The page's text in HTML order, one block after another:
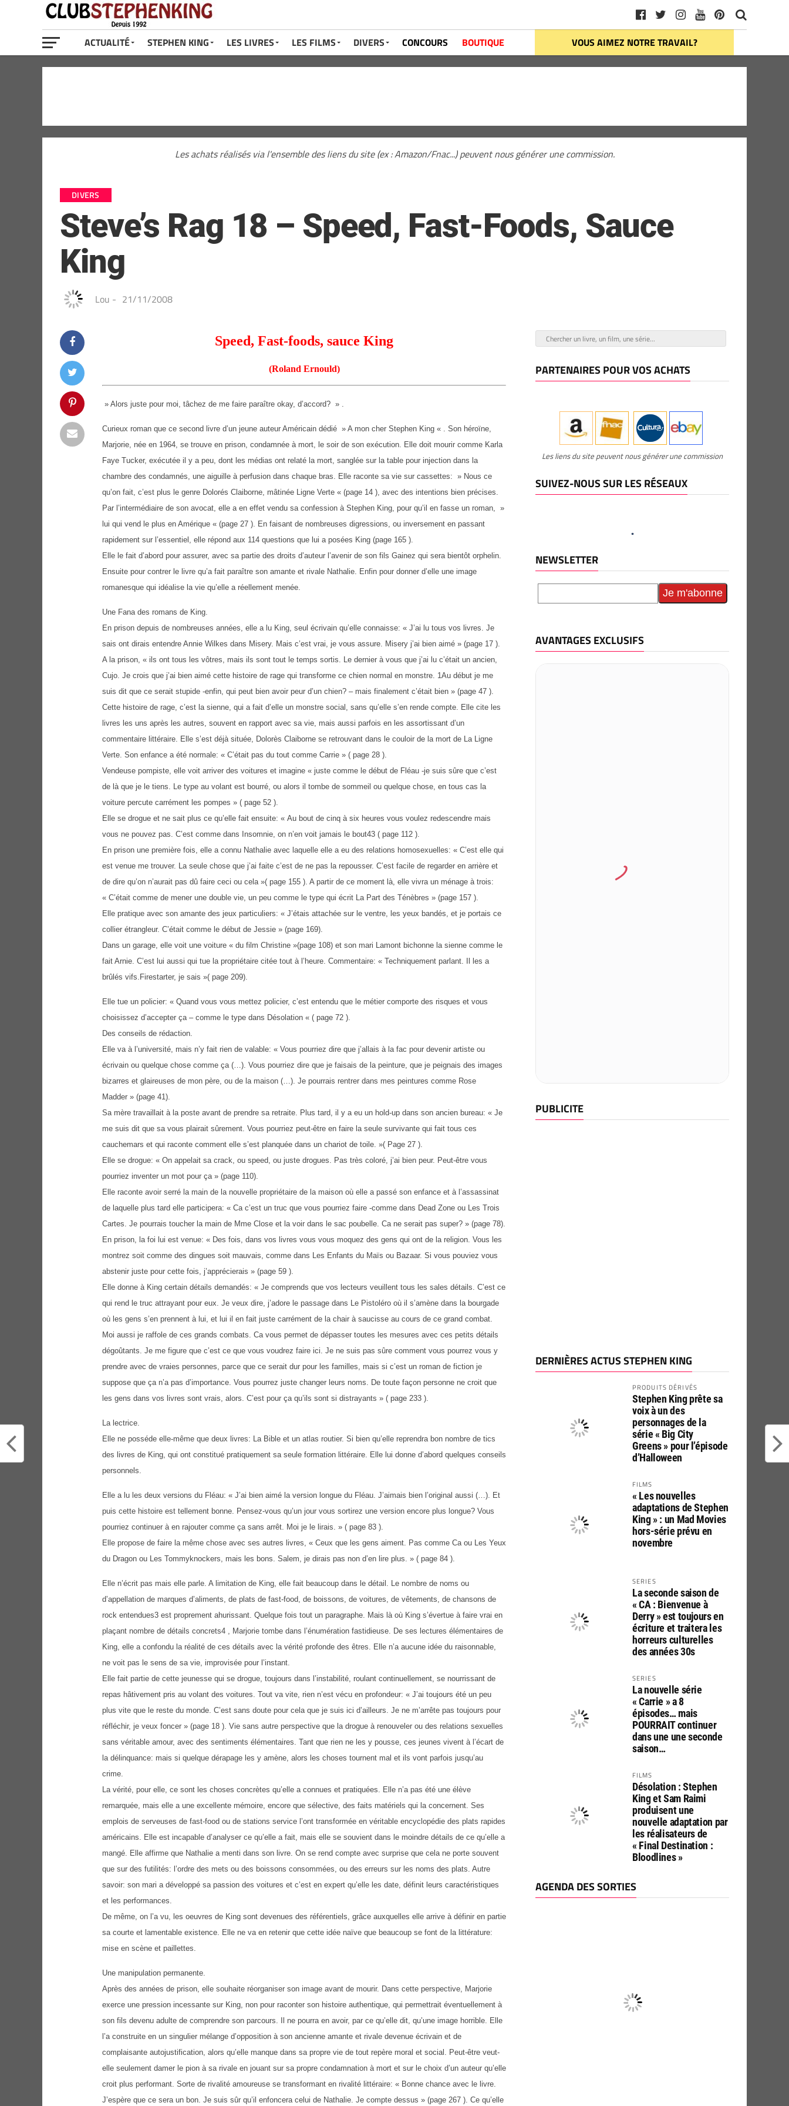
ACTUALITÉ STEPHEN KING LES LIVRES LES FILMS DIVERS CONCOURS BOUTIQUE VOUS AIMEZ NOTRE TRAVAIL?
Les achats réalisés via l'ensemble des liens du site (ex : Amazon/Fnac...) peuvent nous générer une commission.
DIVERS
Steve’s Rag 18 – Speed, Fast-Foods, Sauce
King
Lou - 21/11/2008
Speed, Fast-foods, sauce King
(Roland Ernould)
» Alors juste pour moi, tâchez de me faire paraître okay, d’accord? » .
Curieux roman que ce second livre d’un jeune auteur Américain dédié » A mon cher Stephen King « . Son héroïne,
Marjorie, née en 1964, se trouve en prison, condamnée à mort, le soir de son exécution. Elle doit mourir comme Karla
Faye Tucker, exécutée il y a peu, dont les médias ont relaté la mort, sanglée sur la table pour injection dans la
chambre des condamnés, une aiguille à perfusion dans chaque bras. Elle raconte sa vie sur cassettes: » Nous ce
qu’on fait, c’est plus le genre Dolorés Claiborne, mâtinée Ligne Verte « (page 14 ), avec des intentions bien précises.
Par l’intermédiaire de son avocat, elle a en effet vendu sa confession à Stephen King, pour qu’il en fasse un roman, »
lui qui vend le plus en Amérique « (page 27 ). En faisant de nombreuses digressions, ou inversement en passant
rapidement sur l’essentiel, elle répond aux 114 questions que lui a posées King (page 165 ).
Elle le fait d’abord pour assurer, avec sa partie des droits d’auteur l’avenir de son fils Gainez qui sera bientôt orphelin.
Ensuite pour contrer le livre qu’a fait paraître son amante et rivale Nathalie. Enfin pour donner d’elle une image
romanesque qui idéalise la vie qu’elle a réellement menée.
Une Fana des romans de King.
En prison depuis de nombreuses années, elle a lu King, seul écrivain qu’elle connaisse: « J’ai lu tous vos livres. Je
sais ont dirais entendre Annie Wilkes dans Misery. Mais c’est vrai, je vous assure. Misery j’ai bien aimé » (page 17 ).
A la prison, « ils ont tous les vôtres, mais ils sont tout le temps sortis. Le dernier à vous que j’ai lu c’était un ancien,
Cujo. Je crois que j’ai bien aimé cette histoire de rage qui transforme ce chien normal en monstre. 1Au début je me
suis dit que ce serait stupide -enfin, qui peut bien avoir peur d’un chien? – mais finalement c’était bien » (page 47 ).
Cette histoire de rage, c’est la sienne, qui a fait d’elle un monstre social, sans qu’elle s’en rende compte. Elle cite les
livres les uns après les autres, souvent en rapport avec sa vie, mais aussi parfois en les assortissant d’un
commentaire littéraire. Elle s’est déjà située, Dolorès Claiborne se retrouvant dans le couloir de la mort de La Ligne
Verte. Son enfance a été normale: « C’était pas du tout comme Carrie » ( page 28 ).
Vendeuse pompiste, elle voit arriver des voitures et imagine « juste comme le début de Fléau -je suis sûre que c’est
de là que je le tiens. Le type au volant est bourré, ou alors il tombe de sommeil ou quelque chose, en tous cas la
voiture percute carrément les pompes » ( page 52 ).
Elle se drogue et ne sait plus ce qu’elle fait ensuite: « Au bout de cinq à six heures vous voulez redescendre mais
vous ne pouvez pas. C’est comme dans Insomnie, on n’en voit jamais le bout43 ( page 112 ).
En prison une première fois, elle a connu Nathalie avec laquelle elle a eu des relations homosexuelles: « C’est elle qui
est venue me trouver. La seule chose que j’ai faite c’est de ne pas la repousser. C’est facile de regarder en arrière et
de dire qu’on n’aurait pas dû faire ceci ou cela »( page 155 ). A partir de ce moment là, elle vivra un ménage à trois:
« C’était comme de mener une double vie, un peu comme le type qui écrit La Part des Ténèbres » (page 157 ).
Elle pratique avec son amante des jeux particuliers: « J’étais attachée sur le ventre, les yeux bandés, et je portais ce
collier étrangleur. C’était comme le début de Jessie » (page 169).
Dans un garage, elle voit une voiture « du film Christine »(page 108) et son mari Lamont bichonne la sienne comme le
fait Arnie. C’est lui aussi qui tue la propriétaire citée tout à l’heure. Commentaire: « Techniquement parlant. Il les a
brûlés vifs.Firestarter, je sais »( page 209).
Elle tue un policier: « Quand vous vous mettez policier, c’est entendu que le métier comporte des risques et vous
choisissez d’accepter ça – comme le type dans Désolation « ( page 72 ).
Des conseils de rédaction.
Elle va à l’université, mais n’y fait rien de valable: « Vous pourriez dire que j’allais à la fac pour devenir artiste ou
écrivain ou quelque chose comme ça (…). Vous pourriez dire que je faisais de la peinture, que je peignais des images
bizarres et glaireuses de mon père, ou de la maison (…). Je pourrais rentrer dans mes peintures comme Rose
Madder » (page 41).
Sa mère travaillait à la poste avant de prendre sa retraite. Plus tard, il y a eu un hold-up dans son ancien bureau: « Je
me suis dit que sa vous plairait sûrement. Vous pourriez peut-être en faire la seule survivante qui fait tous ces
cauchemars et qui raconte comment elle s’est planquée dans un chariot de toile. »( Page 27 ).
Elle se drogue: « On appelait sa crack, ou speed, ou juste drogues. Pas très coloré, j’ai bien peur. Peut-être vous
pourriez inventer un mot pour ça » (page 110).
Elle raconte avoir serré la main de la nouvelle propriétaire de la maison où elle a passé son enfance et à l’assassinat
de laquelle plus tard elle participera: « Ca c’est un truc que vous pourriez faire -comme dans Dead Zone ou Les Trois
Cartes. Je pourrais toucher la main de Mme Close et la voir dans le sac poubelle. Ca ne serait pas super? » (page 78).
En prison, la foi lui est venue: « Des fois, dans vos livres vous vous moquez des gens qui ont de la religion. Vous les
montrez soit comme des dingues soit mauvais, comme dans Les Enfants du Maïs ou Bazaar. Si vous pouviez vous
abstenir juste pour cette fois, j’apprécierais » (page 59 ).
Elle donne à King certain détails demandés: « Je comprends que vos lecteurs veuillent tous les sales détails. C’est ce
qui rend le truc attrayant pour eux. Je veux dire, j’adore le passage dans Le Pistoléro où il s’amène dans la bourgade
où les gens s’en prennent à lui, et lui il en fait juste carrément de la chair à saucisse au cours de ce grand combat.
Moi aussi je raffole de ces grands combats. Ca vous permet de dépasser toutes les mesures avec ces petits détails
dégoûtants. Je me figure que c’est ce que vous voudrez faire ici. Je ne suis pas sûre comment vous pourrez vous y
prendre avec de vraies personnes, parce que ce serait dur pour les familles, mais si c’est un roman de fiction je
suppose que ça n’a pas d’importance. Vous pourrez juste changer leurs noms. De toute façon personne ne croit que
les gens dans vos livres sont vrais, alors. C’est pour ça qu’ils sont si distrayants » ( page 233 ).
La lectrice.
Elle ne posséde elle-même que deux livres: La Bible et un atlas routier. Si bien qu’elle reprendra bon nombre de tics
des livres de King, qui ont constitué pratiquement sa seule formation littéraire. Elle lui donne d’abord quelques conseils
personnels.
Elle a lu les deux versions du Fléau: « J’ai bien aimé la version longue du Fléau. J’aimais bien l’original aussi (…). Et
puis cette histoire est tellement bonne. Pensez-vous qu’un jour vous sortirez une version encore plus longue? Vous
pourriez continuer à en rajouter comme ça sans arrêt. Moi je le lirais. » ( page 83 ).
Elle propose de faire la même chose avec ses autres livres, « Ceux que les gens aiment. Pas comme Ca ou Les Yeux
du Dragon ou Les Tommyknockers, mais les bons. Salem, je dirais pas non d’en lire plus. » ( page 84 ).
Elle n’écrit pas mais elle parle. A limitation de King, elle fait beaucoup dans le détail. Le nombre de noms ou
d’appellation de marques d’aliments, de plats de fast-food, de boissons, de voitures, de vêtements, de chansons de
rock entendues3 est proprement ahurissant. Quelque fois tout un paragraphe. Mais là où King s’évertue à faire vrai en
plaçant nombre de détails concrets4 , Marjorie tombe dans l’énumération fastidieuse. De ses lectures élémentaires de
King, elle a confondu la réalité de ces détails avec la vérité profonde des êtres. Elle n’a aucune idée du raisonnable,
ne voit pas le sens de sa vie, improvisée pour l’instant.
Elle fait partie de cette jeunesse qui se drogue, toujours dans l’instabilité, roulant continuellement, se nourrissant de
repas hâtivement pris au volant des voitures. Tout va vite, rien n’est vécu en profondeur: « J’ai toujours été un peu
plus vite que le reste du monde. C’est sans doute pour cela que je suis ici d’ailleurs. Je ne m’arrête pas toujours pour
réfléchir, je veux foncer » (page 18 ). Vie sans autre perspective que la drogue à renouveler ou des relations sexuelles
sans véritable amour, avec des sentiments élémentaires. Tant que rien ne les y pousse, ces jeunes vivent à l’écart de
la délinquance: mais si quelque dérapage les y amène, alors les choses tournent mal et ils vont parfois jusqu’au
crime.
La vérité, pour elle, ce sont les choses concrètes qu’elle a connues et pratiquées. Elle n’a pas été une élève
remarquée, mais elle a une excellente mémoire, encore que sélective, des faits matériels qui la concernent. Ses
emplois de serveuses de fast-food ou de stations service l’ont transformée en véritable encyclopédie des plats rapides
américains. Elle est incapable d’analyser ce qu’elle a fait, mais elle se souvient dans le moindre détails de ce qu’elle a
mangé. Elle affirme que Nathalie a menti dans son livre. On se rend compte avec surprise que cela ne porte souvent
que sur des futilités: l’ordre des mets ou des boissons consommées, ou des erreurs sur les noms des plats. Autre
savoir: son mari a développé sa passion des voitures et c’est en expert qu’elle les date, définit leurs caractéristiques
et les performances.
De même, on l’a vu, les oeuvres de King sont devenues des référentiels, grâce auxquelles elle arrive à définir en partie
sa courte et lamentable existence. Elle ne va en retenir que cette idée naïve que beaucoup se font de la littérature:
mise en scène et paillettes.
Une manipulation permanente.
Après des années de prison, elle souhaite réorganiser son image avant de mourir. Dans cette perspective, Marjorie
exerce une pression incessante sur King, non pour raconter son histoire authentique, qui permettrait éventuellement à
son fils devenu adulte de comprendre son parcours. Il ne pourra en avoir, par ce qu’elle dit, qu’une image horrible. Elle
l’a construite en un singulier mélange d’opposition à son ancienne amante et rivale devenue écrivain et de
complaisante autojustification, alors qu’elle manque dans sa propre vie de tout repère moral et social. Peut-être veut-
elle seulement damer le pion à sa rivale en jouant sur sa propre condamnation à mort et sur le choix d’un auteur qu’elle
croit plus performant. Sorte de rivalité amoureuse se transformant en rivalité littéraire: « Bonne chance avec le livre.
J’espère que ce sera un bon. Je suis sûr qu’il enfoncera celui de Nathalie. Je compte dessus » (page 267 ). Ce qu’elle
PARTENAIRES POUR VOS ACHATS
Les liens du site peuvent nous générer une commission
SUIVEZ-NOUS SUR LES RÉSEAUX
NEWSLETTER
AVANTAGES EXCLUSIFS
PUBLICITE
DERNIÈRES ACTUS STEPHEN KING
PRODUITS DÉRIVÉS
Stephen King prête sa
voix à un des
personnages de la
série « Big City
Greens » pour l’épisode
d’Halloween
FILMS
« Les nouvelles
adaptations de Stephen
King » : un Mad Movies
hors-série prévu en
novembre
SERIES
La seconde saison de
« CA : Bienvenue à
Derry » est toujours en
écriture et traitera les
horreurs culturelles
des années 30s
SERIES
La nouvelle série
« Carrie » a 8
épisodes… mais
POURRAIT continuer
dans une une seconde
saison…
FILMS
Désolation : Stephen
King et Sam Raimi
produisent une
nouvelle adaptation par
les réalisateurs de
« Final Destination :
Bloodlines »
AGENDA DES SORTIES